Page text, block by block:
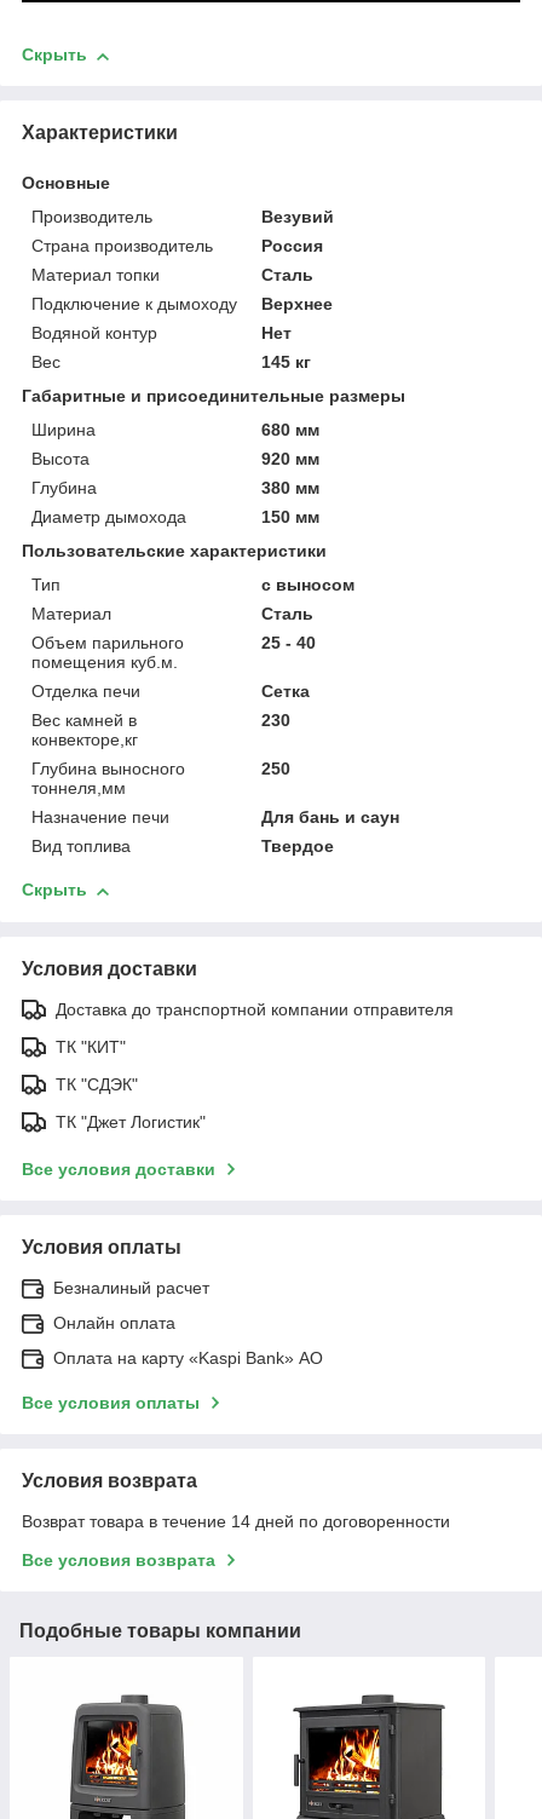
Скрыть
Характеристики
Основные
Производитель
Везувий
Страна производитель
Россия
Материал топки
Сталь
Подключение к дымоходу
Верхнее
Водяной контур
Нет
Вес
145 кг
Габаритные и присоединительные размеры
Ширина
680 мм
Высота
920 мм
Глубина
380 мм
Диаметр дымохода
150 мм
Пользовательские характеристики
Тип
с выносом
Материал
Сталь
Объем парильного
помещения куб.м.
25 - 40
Отделка печи
Сетка
Вес камней в
конвекторе,кг
230
Глубина выносного
тоннеля,мм
250
Назначение печи
Для бань и саун
Вид топлива
Твердое
Скрыть
Условия доставки
Доставка до транспортной компании отправителя
ТК "КИТ"
ТК "СДЭК"
ТК "Джет Логистик"
Все условия доставки
Условия оплаты
Безналиный расчет
Онлайн оплата
Оплата на карту «Kaspi Bank» АО
Все условия оплаты
Условия возврата
Возврат товара в течение 14 дней по договоренности
Все условия возврата
Подобные товары компании